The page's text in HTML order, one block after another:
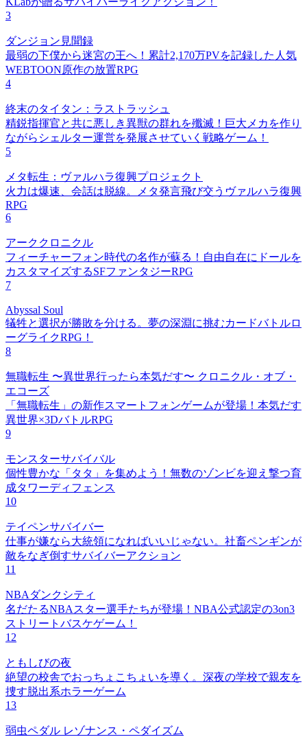
3
ダンジョン見聞録
最弱の下僕から迷宮の王へ！累計2,170万PVを記録した人気
WEBTOON原作の放置RPG
4
終末のタイタン：ラストラッシュ
精鋭指揮官と共に悪しき異獣の群れを殲滅！巨大メカを作り
ながらシェルター運営を発展させていく戦略ゲーム！
5
メタ転生：ヴァルハラ復興プロジェクト
火力は爆速、会話は脱線。メタ発言飛び交うヴァルハラ復興
RPG
6
アーククロニクル
フィーチャーフォン時代の名作が蘇る！自由自在にドールを
カスタマイズするSFファンタジーRPG
7
Abyssal Soul
犠牲と選択が勝敗を分ける。夢の深淵に挑むカードバトルロ
ーグライクRPG！
8
無職転生 〜異世界行ったら本気だす〜 クロニクル・オブ・
エコーズ
「無職転生」の新作スマートフォンゲームが登場！本気だす
異世界×3DバトルRPG
9
モンスターサバイバル
個性豊かな「タタ」を集めよう！無数のゾンビを迎え撃つ育
成タワーディフェンス
10
テイペンサバイバー
仕事が嫌なら大統領になればいいじゃない。社畜ペンギンが
敵をなぎ倒すサバイバーアクション
11
NBAダンクシティ
名だたるNBAスター選手たちが登場！NBA公式認定の3on3
ストリートバスケゲーム！
12
ともしびの夜
絶望の校舎でおっちょこちょいを導く。深夜の学校で親友を
捜す脱出系ホラーゲーム
13
弱虫ペダル レゾナンス・ペダイズム